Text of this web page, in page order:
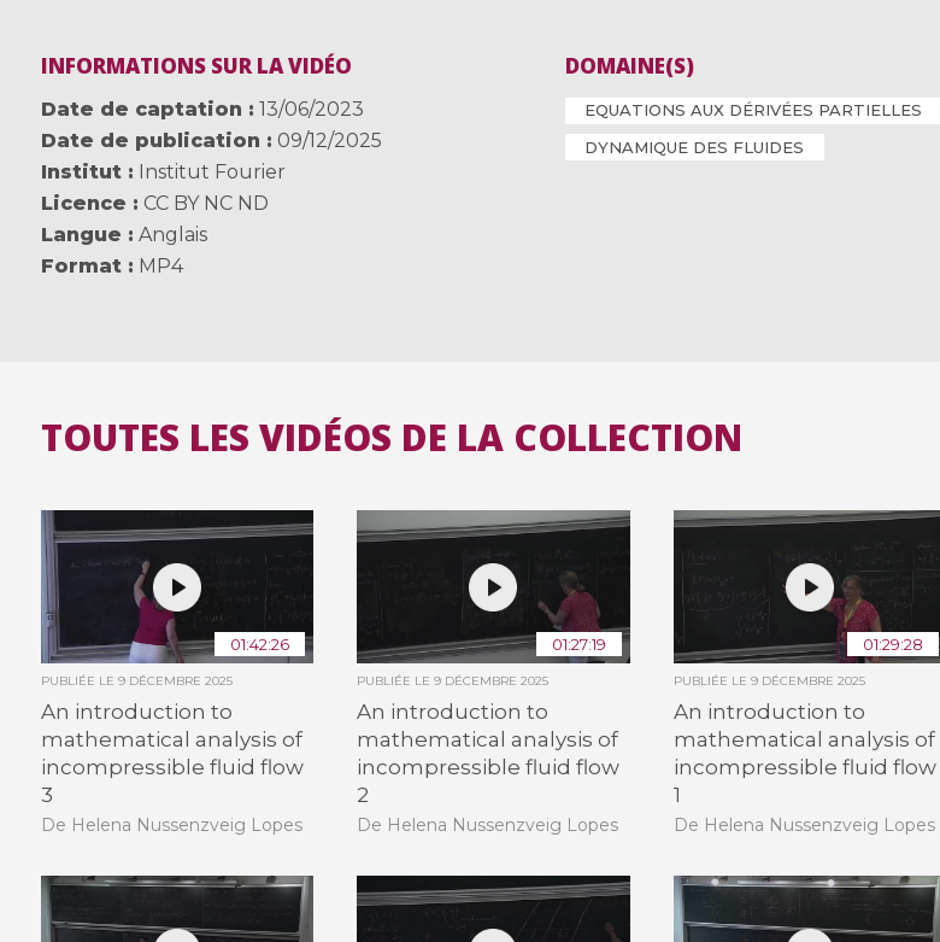
INFORMATIONS SUR LA VIDÉO
Date de captation
13/06/2023
Date de publication
09/12/2025
Institut
Institut Fourier
Licence
CC BY NC ND
Langue
Anglais
Format
MP4
DOMAINE(S)
EQUATIONS AUX DÉRIVÉES PARTIELLES
DYNAMIQUE DES FLUIDES
TOUTES LES VIDÉOS DE LA COLLECTION
01:42:26
PUBLIÉE LE 9 DÉCEMBRE 2025
An introduction to
mathematical analysis of
incompressible fluid flow
3
De Helena Nussenzveig Lopes
01:27:19
PUBLIÉE LE9 DÉCEMBRE 2025
An introduction to
mathematical analysis of
incompressible fluid flow
2
De Helena Nussenzveig Lopes
01:29:28
PUBLIÉE LE 9 DÉCEMBRE 2025
An introduction to
mathematical analysis of
incompressible fluid flow
1
De Helena Nussenzveig Lopes